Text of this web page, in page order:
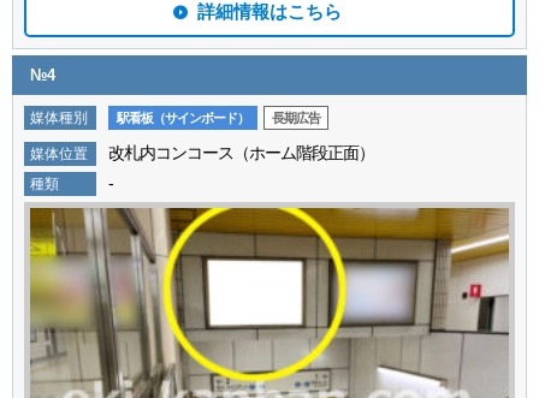
詳細情報はこちら
№4
媒体種別 駅看板（サインボード） 長期広告
媒体位置 改札内コンコース（ホーム階段正面）
種類 -